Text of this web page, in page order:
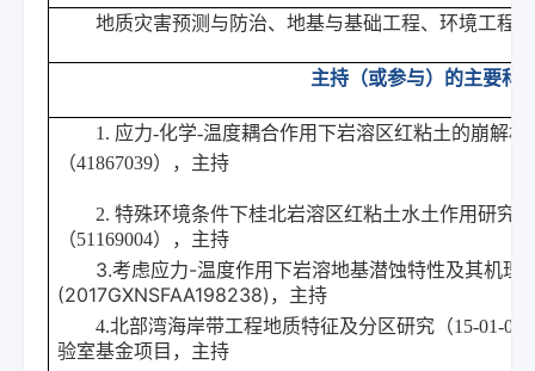
地质灾害预测与防治、地基与基础工程、环境工程
主持（或参与）的主要科
1. 应力-化学-温度耦合作用下岩溶区红粘土的崩解
（41867039），主持
2. 特殊环境条件下桂北岩溶区红粘土水土作用研究
（51169004），主持
3.考虑应力-温度作用下岩溶地基潜蚀特性及其机理
(2017GXNSFAA198238) ，主持
4.北部湾海岸带工程地质特征及分区研究（15-01-
验室基金项目，主持